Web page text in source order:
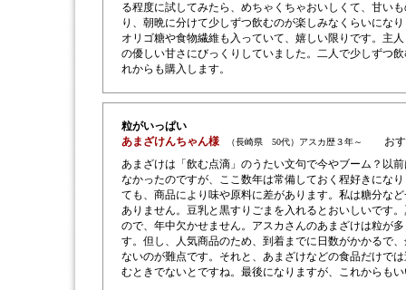
る程度に試してみたら、めちゃくちゃおいしくて、甘い
り、朝晩に分けて少しずつ飲むのが楽しみなくらいにな
オリゴ糖や食物繊維も入っていて、嬉しい限りです。主
の優しい甘さにびっくりしていました。二人で少しずつ
れからも購入します。
粒がいっぱい
あまざけんちゃん様
（長崎県 50代）アスカ歴３年～
おす
あまざけは「飲む点滴」のうたい文句で今やブーム？以
なかったのですが、ここ数年は常備しておく程好きにな
ても、商品により味や原料に差があります。私は糖分な
ありません。豆乳と黒すりごまを入れるとおいしいです
ので、年中欠かせません。アスカさんのあまざけは粒が
す。但し、人気商品のため、到着までに日数がかかるで
ないのが難点です。それと、あまざけなどの食品だけで
むときでないとですね。最後になりますが、これからも